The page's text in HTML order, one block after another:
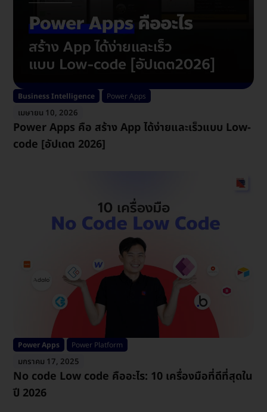
Business Intelligence Power Apps
เมษายน 10, 2026
Power Apps คือ สร้าง App ได้ง่ายและเร็วแบบ Low-
code [อัปเดต 2026]
Power Apps Power Platform
มกราคม 17, 2025
No code Low code คืออะไร: 10 เครื่องมือที่ดีที่สุดใน
ปี 2026